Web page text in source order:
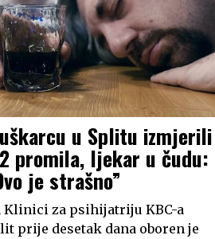
u Splitu izmjerili
promila, ljekar u čudu:
je strašno”
Klinici za psihijatriju KBC-a
prije desetak dana oboren je